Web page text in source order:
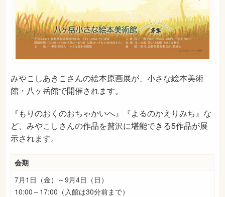
みやこしあきこさんの絵本原画展が、小さな絵本美術
館・八ヶ岳館で開催されます。
『もりのおくのおちゃかいへ』『よるのかえりみち』な
ど、みやこしさんの作品を贅沢に堪能できる5作品が展
示されます。
会期
7月1日（金）～9月4日（日）
10:00～17:00（入館は30分前まで）